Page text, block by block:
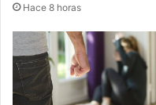
Hace 8 horas